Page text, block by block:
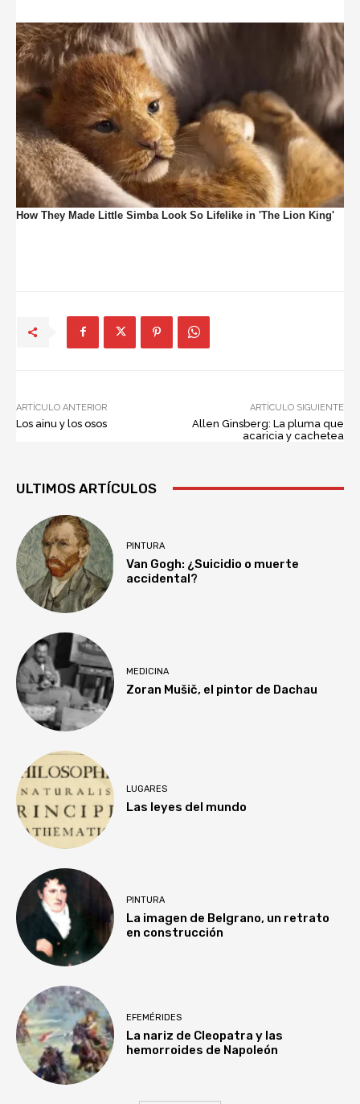
ARTÍCULO ANTERIOR
Los ainu y los osos
ARTÍCULO SIGUIENTE
Allen Ginsberg: La pluma que
acaricia y cachetea
ULTIMOS ARTÍCULOS
PINTURA
Van Gogh: ¿Suicidio o muerte
accidental?
MEDICINA
Zoran Mušič, el pintor de Dachau
LUGARES
Las leyes del mundo
PINTURA
La imagen de Belgrano, un retrato
en construcción
EFEMÉRIDES
La nariz de Cleopatra y las
hemorroides de Napoleón